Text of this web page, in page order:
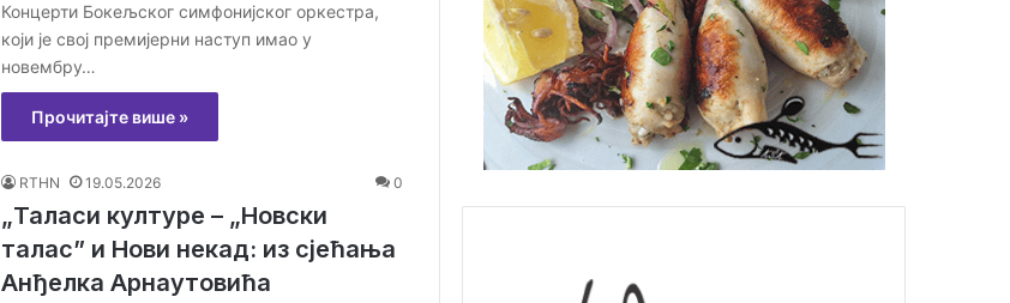
Концерти Бокељског симфонијског оркестра,
који је свој премијерни наступ имао у
новембру…
Прочитајте више »
RTHN 19.05.2026 0
„Таласи културе – „Новски
талас” и Нови некад: из сјећања
Анђелка Арнаутовића